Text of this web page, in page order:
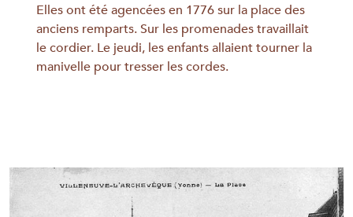
Elles ont été agencées en 1776 sur la place des
anciens remparts. Sur les promenades travaillait
le cordier. Le jeudi, les enfants allaient tourner la
manivelle pour tresser les cordes.